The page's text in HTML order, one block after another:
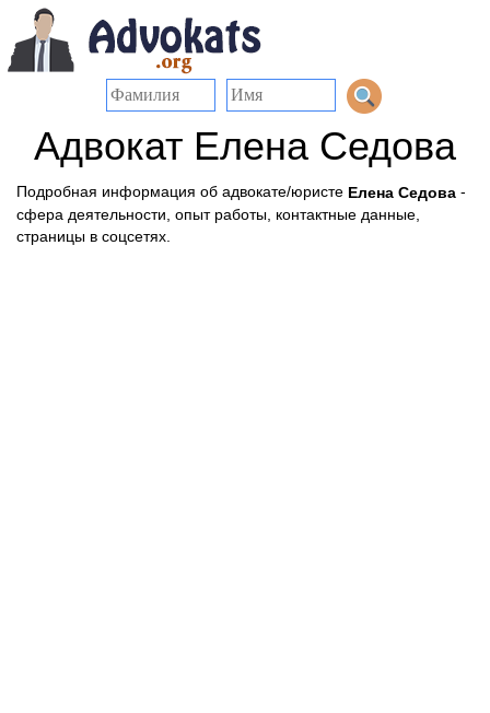
Адвокат Елена Седова
Подробная информация об адвокате/юристе Елена Седова -
сфера деятельности, опыт работы, контактные данные,
страницы в соцсетях.